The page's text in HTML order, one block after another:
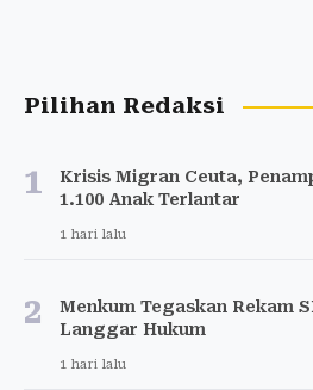
Pilihan Redaksi
1
Krisis Migran Ceuta,
1.100 Anak Terlantar
1 hari lalu
2
Menkum Tegaskan Rekam
Langgar Hukum
1 hari lalu